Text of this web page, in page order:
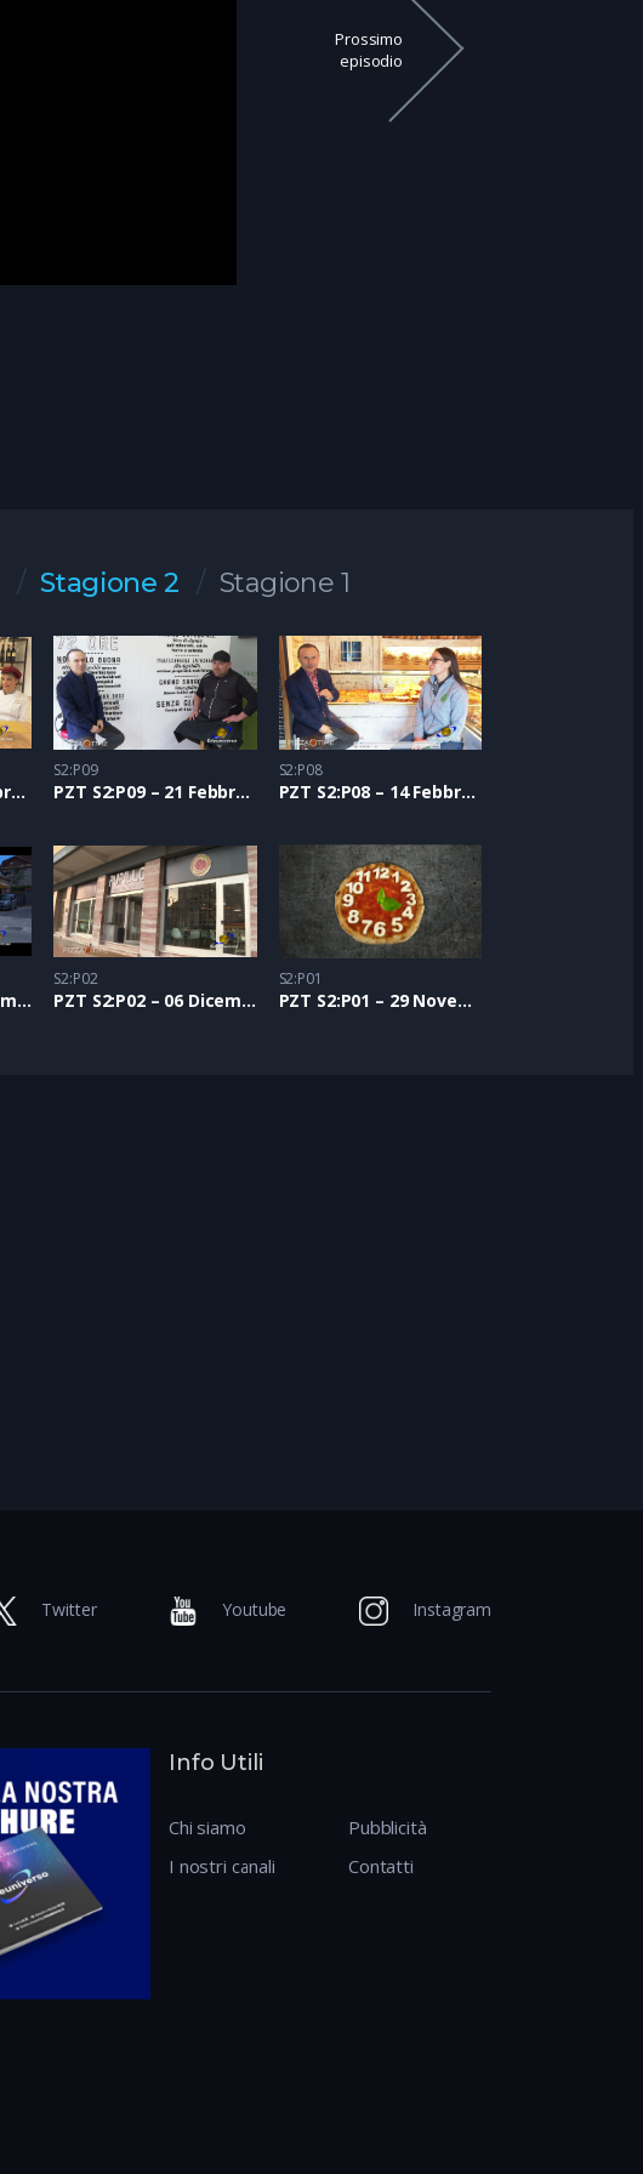
Prossimo
episodio
Stagione 2 Stagione 1
PZT S2:P10 – 28 Febbraio 2021
S2:P09
PZT S2:P09 – 21 Febbraio 2021
S2:P08
PZT S2:P08 – 14 Febbraio 2021
PZT S2:P03 – 13 Dicembre 2020
S2:P02
PZT S2:P02 – 06 Dicembre 2020
S2:P01
PZT S2:P01 – 29 Novembre 2020
Twitter Youtube Instagram
Info Utili
Chi siamo
I nostri canali
Pubblicità
Contatti